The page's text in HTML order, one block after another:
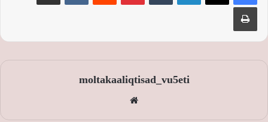
moltakaaliqtisad_vu5eti